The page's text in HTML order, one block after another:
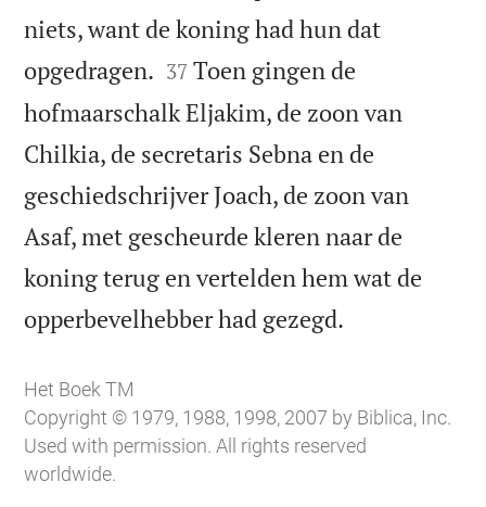
niets, want de koning had hun dat
opgedragen. 

37 Toen gingen de
hofmaarschalk Eljakim, de zoon van
Chilkia, de secretaris Sebna en de
geschiedschrijver Joach, de zoon van
Asaf, met gescheurde kleren naar de
koning terug en vertelden hem wat de
opperbevelhebber had gezegd.
Het Boek TM
Copyright © 1979, 1988, 1998, 2007 by Biblica, Inc.
Used with permission. All rights reserved
worldwide.